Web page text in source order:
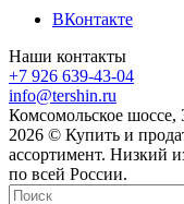
ВКонтакте
Наши контакты
+7 926 639-43-04
info@tershin.ru
Комсомольское шоссе,
2026 © Купить и
ассортимент. Низкий
по всей России.